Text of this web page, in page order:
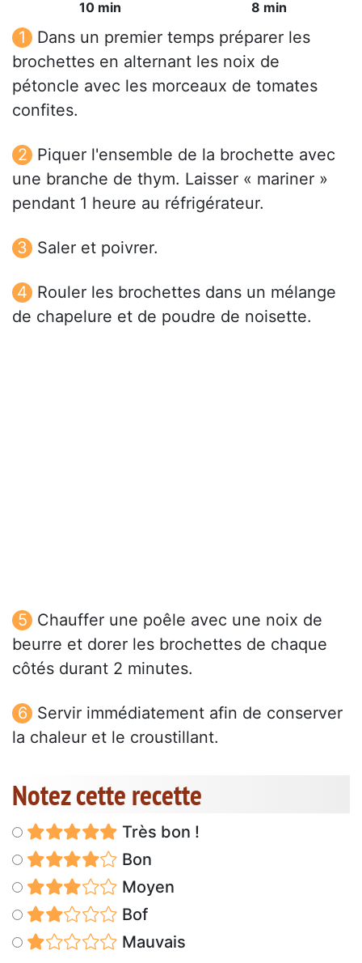
10 min 8 min
Dans un premier temps préparer les
brochettes en alternant les noix de
pétoncle avec les morceaux de tomates
confites.
Piquer l'ensemble de la brochette avec
une branche de thym. Laisser « mariner »
pendant 1 heure au réfrigérateur.
Saler et poivrer.
Rouler les brochettes dans un mélange
de chapelure et de poudre de noisette.
Chauffer une poêle avec une noix de
beurre et dorer les brochettes de chaque
côtés durant 2 minutes.
Servir immédiatement afin de conserver
la chaleur et le croustillant.
Notez cette recette
Très bon !
Bon
Moyen
Bof
Mauvais